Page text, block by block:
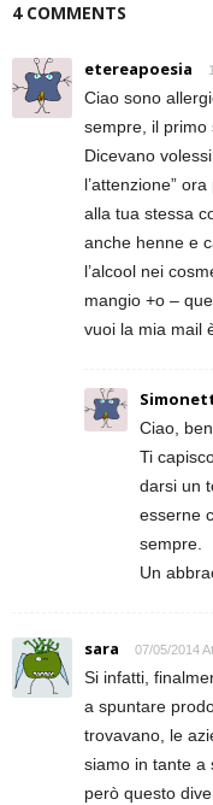
4 COMMENTS
etereapoesia
Ciao sono
sempre, il primo
Dicevano
l’attenzione”
alla tua stessa
anche henne e
l’alcool nei
mangio +o –
vuoi la mia mail
Ciao,
Ti
darsi un
esserne
sempre.
Un
sara 07/05/2014
Si infatti,
a spuntare
trovavano, le
siamo in tante a
però questo